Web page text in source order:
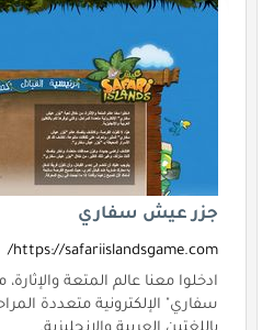
جزر عيش سفاري
https://safariislandsgame.com/
ادخلوا معنا عالم المتعة
سفاري" الإلكترونية متعددة